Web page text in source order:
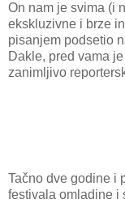
On nam je svima (i
ekskluzivne i brze
pisanjem podsetio
Dakle, pred vama
zanimljivo
Tačno dve godine i
festivala omladine i